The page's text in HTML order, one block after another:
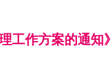
工作方案的通知》